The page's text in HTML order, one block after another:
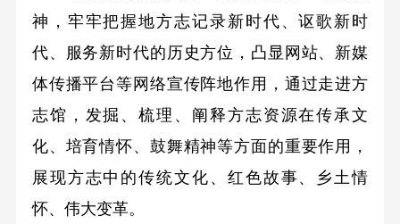
神，牢牢把握地方志记录新时代、讴歌新时
代、服务新时代的历史方位，凸显网站、新媒
体传播平台等网络宣传阵地作用，通过走进方
志馆，发掘、梳理、阐释方志资源在传承文
化、培育情怀、鼓舞精神等方面的重要作用，
展现方志中的传统文化、红色故事、乡土情
怀、伟大变革。